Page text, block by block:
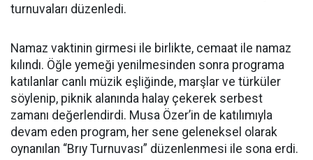
turnuvaları düzenledi.
Namaz vaktinin girmesi ile birlikte, cemaat ile namaz
kılındı. Öğle yemeği yenilmesinden sonra programa
katılanlar canlı müzik eşliğinde, marşlar ve türküler
söylenip, piknik alanında halay çekerek serbest
zamanı değerlendirdi. Musa Özer’in de katılımıyla
devam eden program, her sene geleneksel olarak
oynanılan “Brıy Turnuvası” düzenlenmesi ile sona erdi.